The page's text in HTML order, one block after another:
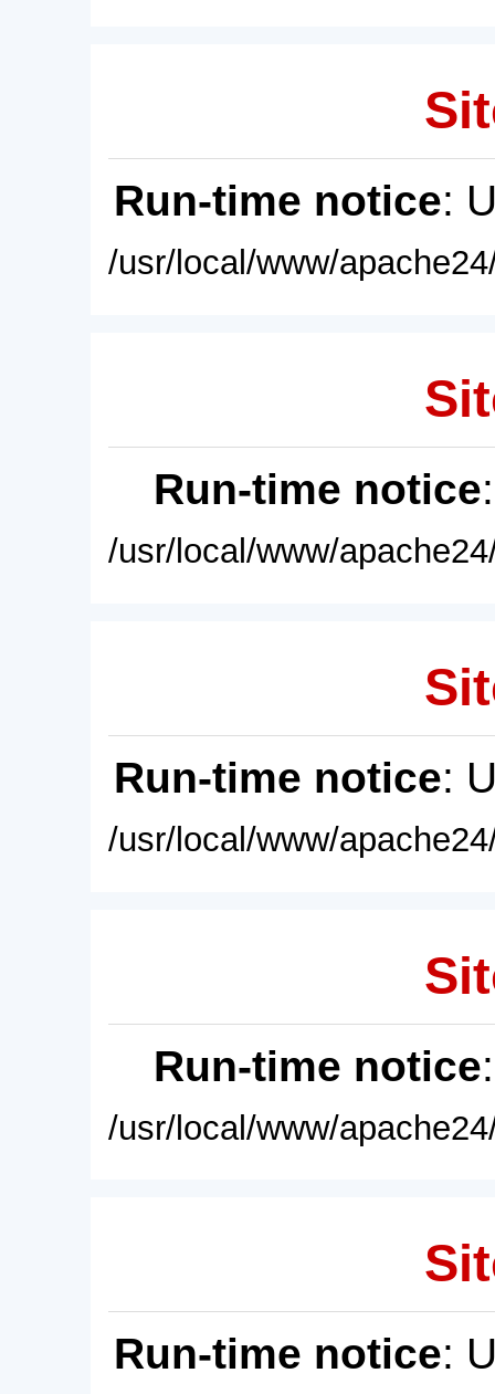
Run-time notice:
/usr/local/www/
Run-time notice
/usr/local/www/
Run-time notice:
/usr/local/www/
Run-time notice
/usr/local/www/
Run-time notice: